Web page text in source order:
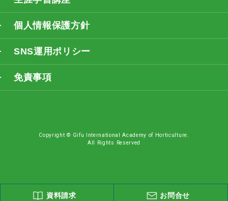
個人情報保護方針
SNS運用ポリシー
免責事項
Copyright © Gifu International Academy of Horticulture.
All Rights Reserved
資料請求 お問合せ